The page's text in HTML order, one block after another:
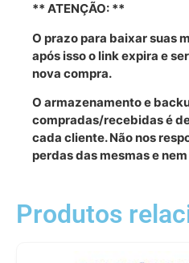
** ATENÇÃO: **
O prazo para baixar suas
após isso o link expira e
nova compra.
O armazenamento e
compradas/recebidas é
cada cliente. Não nos
perdas das mesmas e
Produtos